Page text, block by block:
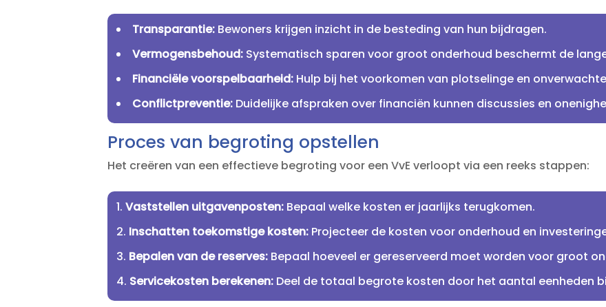
Transparantie: Bewoners krijgen inzicht in de besteding van hun bijdragen.​
Vermogensbehoud: Systematisch sparen voor groot onderhoud beschermt de
Financiële voorspelbaarheid: Hulp bij het voorkomen van plotselinge en
Conflictpreventie: Duidelijke afspraken over financiën kunnen discussies en
Proces van begroting opstellen
Het creëren van een effectieve begroting voor een VvE verloopt via een reeks stappen:
Vaststellen uitgavenposten: Bepaal welke kosten er jaarlijks terugkomen.​
Inschatten toekomstige kosten: Projecteer de kosten voor onderhoud en
Bepalen van de reserves: Bepaal hoeveel er gereserveerd moet worden voor groot
Servicekosten berekenen: Deel de totaal begrote kosten door het aantal eenheden